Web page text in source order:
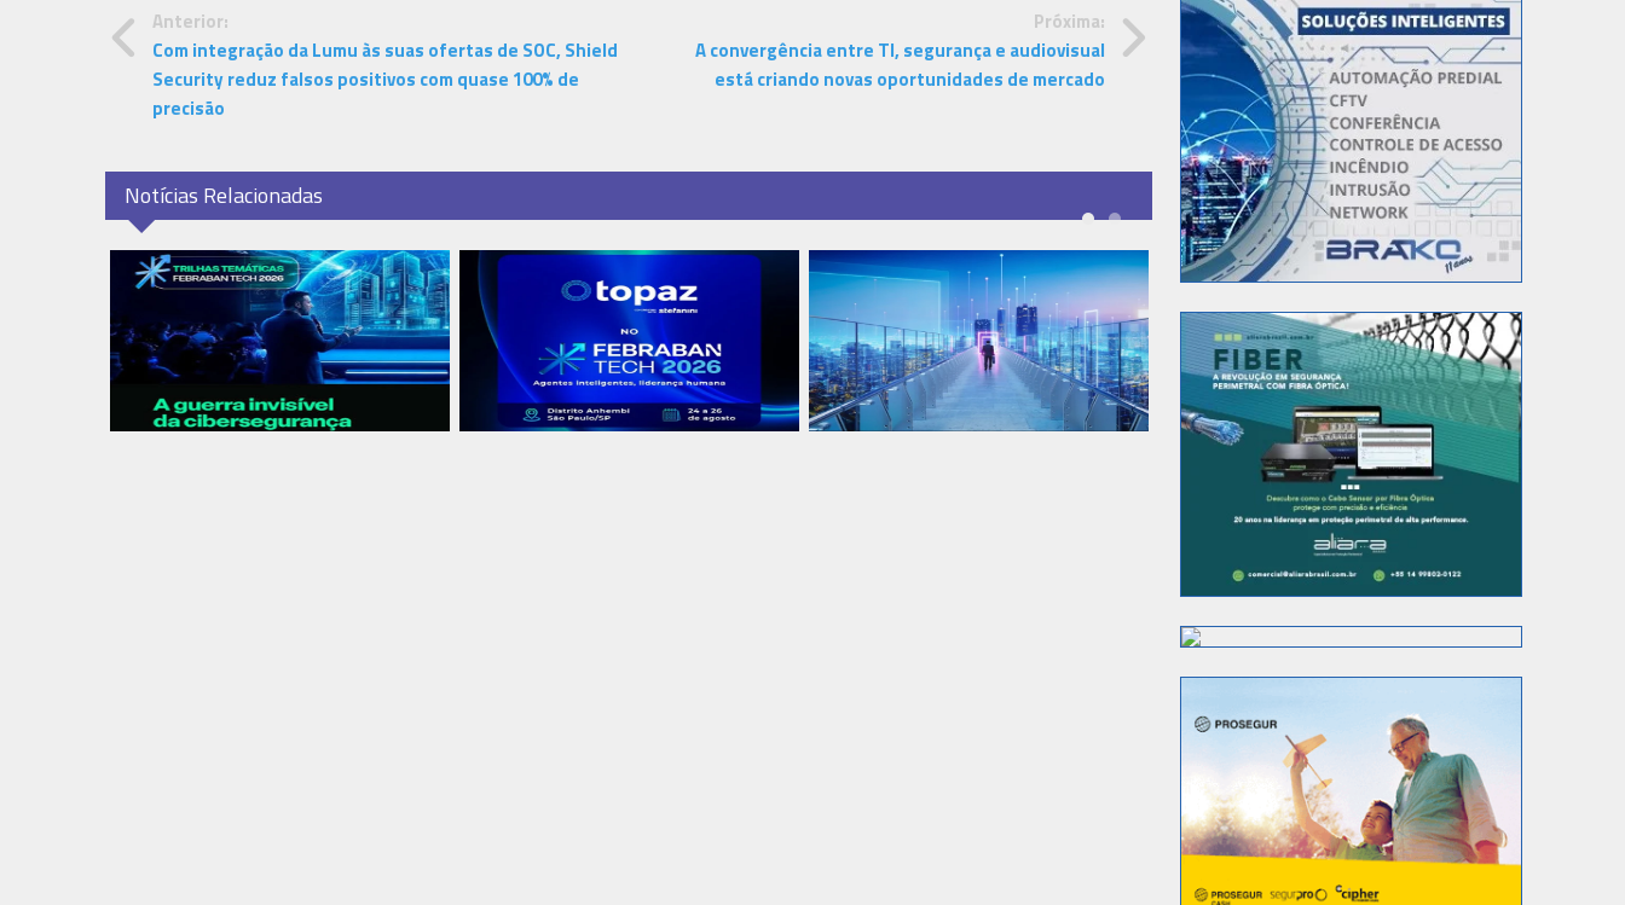
Anterior:
Com integração da Lumu às suas ofertas de SOC, Shield
Security reduz falsos positivos com quase 100% de
precisão
Próxima:
A convergência entre TI, segurança e audiovisual
está criando novas oportunidades de mercado
Notícias Relacionadas